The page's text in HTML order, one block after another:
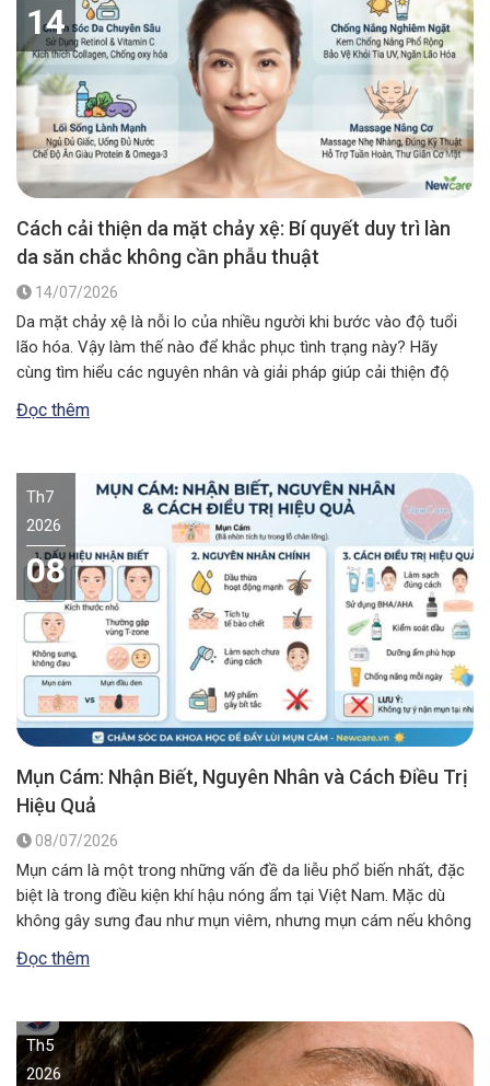
14
Cách cải thiện da mặt chảy xệ: Bí quyết duy trì làn
da săn chắc không cần phẫu thuật
14/07/2026
Da mặt chảy xệ là nỗi lo của nhiều người khi bước vào độ tuổi
lão hóa. Vậy làm thế nào để khắc phục tình trạng này? Hãy
cùng tìm hiểu các nguyên nhân và giải pháp giúp cải thiện độ
Đọc thêm
Th7
2026
08
Mụn Cám: Nhận Biết, Nguyên Nhân và Cách Điều Trị
Hiệu Quả
08/07/2026
Mụn cám là một trong những vấn đề da liễu phổ biến nhất, đặc
biệt là trong điều kiện khí hậu nóng ẩm tại Việt Nam. Mặc dù
không gây sưng đau như mụn viêm, nhưng mụn cám nếu không
Đọc thêm
Th5
2026